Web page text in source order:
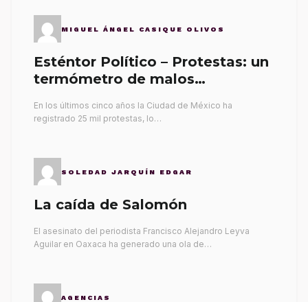
MIGUEL ÁNGEL CASIQUE OLIVOS
Esténtor Político – Protestas: un
termómetro de malos
En los últimos cinco años la Ciudad de México ha
registrado 25 mil protestas, lo…
SOLEDAD JARQUÍN EDGAR
La caída de Salomón
El asesinato del periodista Francisco Alejandro Leyva
Aguilar en Oaxaca ha generado una ola de…
AGENCIAS